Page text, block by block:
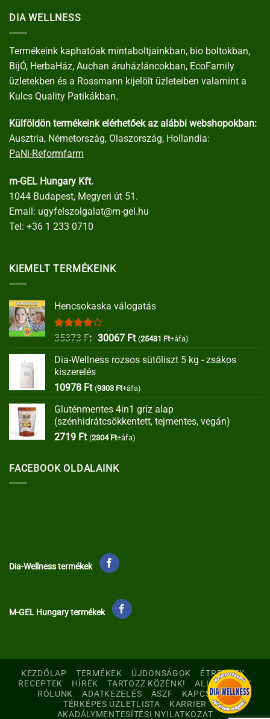
DIA WELLNESS
Termékeink kaphatóak mintaboltjainkban, bio boltokban,
BijÓ, HerbaHáz, Auchan áruházláncokban, EcoFamily
üzletekben és a Rossmann kijelölt üzleteiben valamint a
Kulcs Quality Patikákban.
Külföldön termékeink elérhetőek az alábbi webshopokban:
Ausztria, Németország, Olaszország, Hollandia:
PaNi-Reformfarm
m-GEL Hungary Kft.
1044 Budapest, Megyeri út 51.
Email: ugyfelszolgalat@m-gel.hu
Tel: +36 1 233 0710
KIEMELT TERMÉKEINK
Hencsokaska válogatás
Értékelés:
35373Ft Original
was:
30067 FtCurrent
is:
(25481 Ft+áfa)
Dia-Wellness rozsos sütőliszt 5 kg - zsákos
kiszerelés
10978 Ft (9303 Ft+áfa)
Gluténmentes 4in1 gríz alap
(szénhidrátcsökkentett, tejmentes, vegán)
2719 Ft (2304 Ft+áfa)
FACEBOOK OLDALAINK
Dia-Wellness termékek
M-GEL Hungary termékek
KEZDŐLAP TERMÉKEK ÚJDONSÁGOK
ÉTRENDEK
RECEPTEK
HÍREK TARTOZZ KÖZÉNK!
ALLERGÉNEK
RÓLUNK
ADATKEZELÉS ÁSZF
KAPCSOLAT
TÉRKÉPES ÜZLETLISTA
KARRIER
AKADÁLYMENTESÍTÉSI NYILATKOZAT